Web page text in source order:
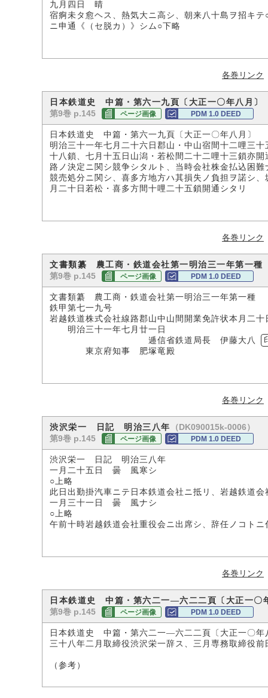
九月四日 晴
宿痾未タ愈ヘス、熱気大ニ高シ、朝来八十島ヲ招キ
ニ申通《（セ脱カ）》シム○下略
各巻リンク
日本鉄道史 中篇・第六一九頁〔大正一〇年八月〕
第9巻 p.145
ページ画像 PDM 1.0 DEED
日本鉄道史 中篇・第六一九頁〔大正一〇年八月〕
明治三十一年七月二十六日郡山・中山宿間十二哩三
十八鎖、七月十五日山潟・若松間二十二哩十三鎖亦
路ノ決定ニ関シ競争シタルト、当時会社株金払込困
競売処分ニ関シ、喜多方地方ハ其損失ノ負担ヲ諾シ
月二十日若松・喜多方間十哩二十五鎖開通シタリ
各巻リンク
文書類纂 農工商・鉄道会社第一明治三一年第一種
第9巻 p.145
ページ画像 PDM 1.0 DEED
文書類纂 農工商・鉄道会社第一明治三一年第一種
鉄甲第七一九号
岩越鉄道株式会社線路郡山中山間開業免許状本月二
明治三十一年七月廿一日
逓信省鉄道局長 伊藤大八
東京府知事 肥塚竜殿
各巻リンク
渋沢栄一 日記 明治三八年
（DK090015k-0006）
第9巻 p.145
ページ画像 PDM 1.0 DEED
渋沢栄一 日記 明治三八年
一月二十五日 曇 風寒シ
○上略
此日出勤掛汽車ニテ日本鉄道会社ニ抵リ、岩越鉄道
一月三十一日 曇 風ナシ
○上略
午前十時岩越鉄道会社重役会ニ出席シ、辞任ノコト
各巻リンク
日本鉄道史 中篇・第六二一―六二二頁〔大正一〇
第9巻 p.145 ページ画像 PDM 1.0 DEED
日本鉄道史 中篇・第六二一―六二二頁〔大正一〇年
三十八年二月取締役渋沢栄一辞ス、三月専務取締役
（参考）